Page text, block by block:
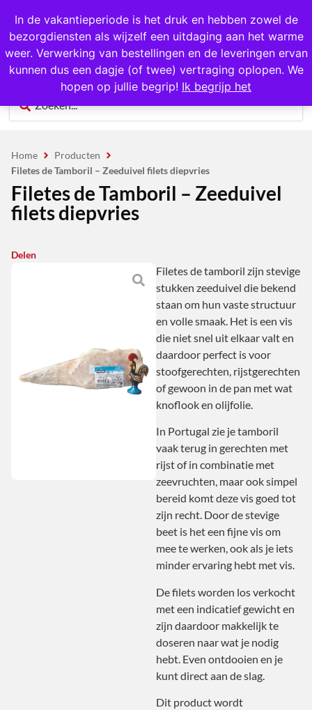
In de vakantieperiode is het druk en hebben zowel de
bezorgdiensten als wijzelf een uitdaging aan het warme
weer. Verwerking van bestellingen en de leveringen ervan
kunnen dus een dagje (of twee) vertraging oplopen. We
hopen op jullie begrip! Ik begrijp het
1000+ producten op voorraad
0
Home
Producten
Filetes de Tamboril – Zeeduivel filets diepvries
Filetes de Tamboril – Zeeduivel
filets diepvries
Delen
Filetes de tamboril zijn stevige
stukken zeeduivel die bekend
staan om hun vaste structuur
en volle smaak. Het is een vis
die niet snel uit elkaar valt en
daardoor perfect is voor
stoofgerechten, rijstgerechten
of gewoon in de pan met wat
knoflook en olijfolie.
In Portugal zie je tamboril
vaak terug in gerechten met
rijst of in combinatie met
zeevruchten, maar ook simpel
bereid komt deze vis goed tot
zijn recht. Door de stevige
beet is het een fijne vis om
mee te werken, ook als je iets
minder ervaring hebt met vis.
De filets worden los verkocht
met een indicatief gewicht en
zijn daardoor makkelijk te
doseren naar wat je nodig
hebt. Even ontdooien en je
kunt direct aan de slag.
Dit product wordt